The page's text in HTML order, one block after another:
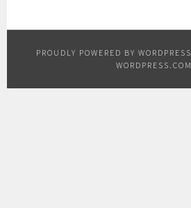
PROUDLY POWERED BY WORDPRESS
WORDPRESS.COM